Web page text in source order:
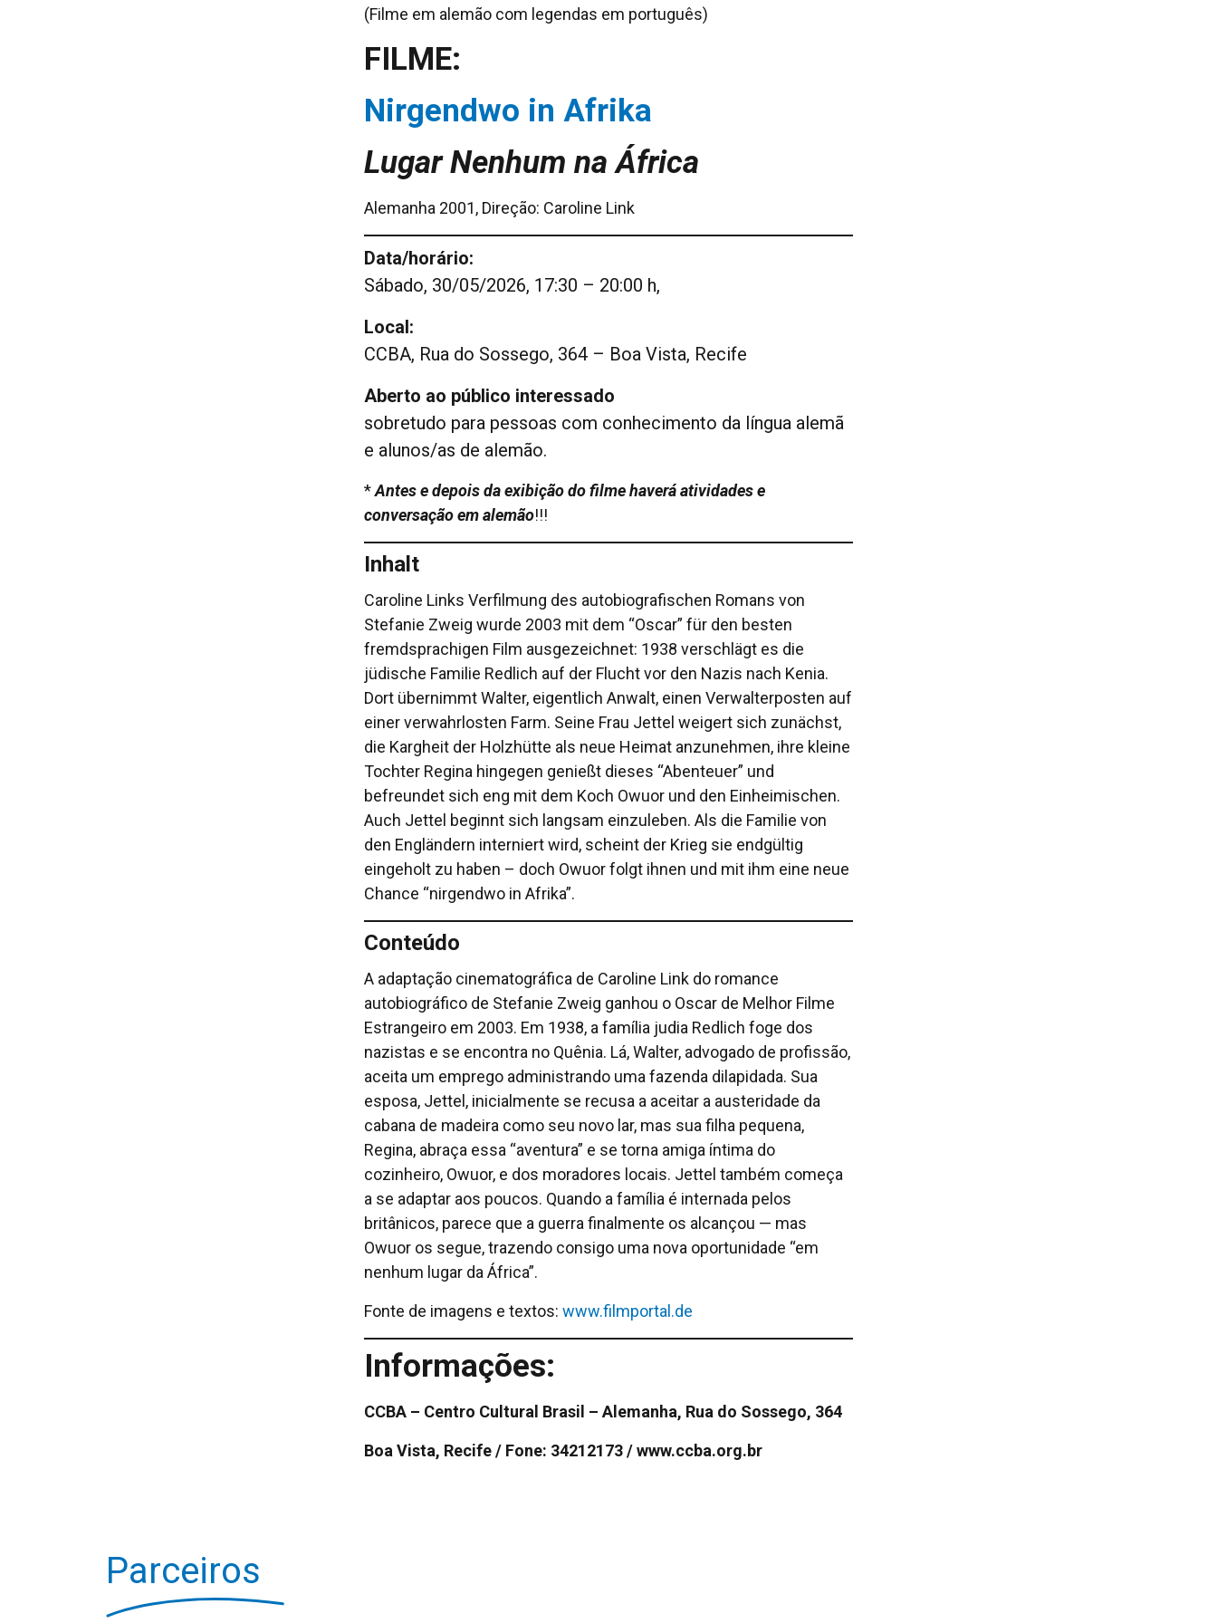
(Filme em alemão com legendas em português)
FILME:
Nirgendwo in Afrika
Lugar Nenhum na África
Alemanha 2001, Direção: Caroline Link
Data/horário:
Sábado, 30/05/2026, 17:30 – 20:00 h,
Local:
CCBA, Rua do Sossego, 364 – Boa Vista, Recife
Aberto ao público interessado
sobretudo para pessoas com conhecimento da língua alemã
e alunos/as de alemão.
*Antes e depois da exibição do filme haverá atividades e
conversação em alemão!!!
Inhalt
Caroline Links Verfilmung des autobiografischen Romans von
Stefanie Zweig wurde 2003 mit dem “Oscar” für den besten
fremdsprachigen Film ausgezeichnet: 1938 verschlägt es die
jüdische Familie Redlich auf der Flucht vor den Nazis nach Kenia.
Dort übernimmt Walter, eigentlich Anwalt, einen Verwalterposten auf
einer verwahrlosten Farm. Seine Frau Jettel weigert sich zunächst,
die Kargheit der Holzhütte als neue Heimat anzunehmen, ihre kleine
Tochter Regina hingegen genießt dieses “Abenteuer” und
befreundet sich eng mit dem Koch Owuor und den Einheimischen.
Auch Jettel beginnt sich langsam einzuleben. Als die Familie von
den Engländern interniert wird, scheint der Krieg sie endgültig
eingeholt zu haben – doch Owuor folgt ihnen und mit ihm eine neue
Chance “nirgendwo in Afrika”.
Conteúdo
A adaptação cinematográfica de Caroline Link do romance
autobiográfico de Stefanie Zweig ganhou o Oscar de Melhor Filme
Estrangeiro em 2003. Em 1938, a família judia Redlich foge dos
nazistas e se encontra no Quênia. Lá, Walter, advogado de profissão,
aceita um emprego administrando uma fazenda dilapidada. Sua
esposa, Jettel, inicialmente se recusa a aceitar a austeridade da
cabana de madeira como seu novo lar, mas sua filha pequena,
Regina, abraça essa “aventura” e se torna amiga íntima do
cozinheiro, Owuor, e dos moradores locais. Jettel também começa
a se adaptar aos poucos. Quando a família é internada pelos
britânicos, parece que a guerra finalmente os alcançou — mas
Owuor os segue, trazendo consigo uma nova oportunidade “em
nenhum lugar da África”.
Fonte de imagens e textos: www.filmportal.de
Informações:
CCBA – Centro Cultural Brasil – Alemanha, Rua do Sossego, 364
Boa Vista, Recife / Fone: 34212173 / www.ccba.org.br
Parceiros